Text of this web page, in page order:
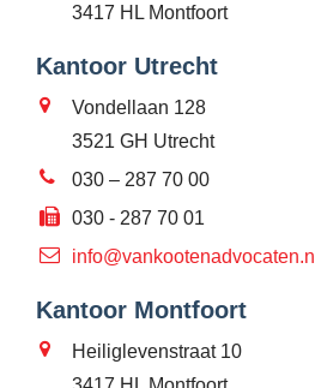
3417 HL Montfoort
Kantoor Utrecht
Vondellaan 128
3521 GH Utrecht
030 – 287 70 00
030 - 287 70 01
info@vankootenadvocaten.nl
Kantoor Montfoort
Heiliglevenstraat 10